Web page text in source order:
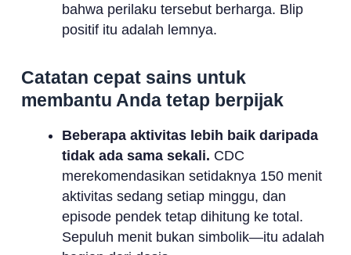
bahwa perilaku tersebut berharga. Blip
positif itu adalah lemnya.
Catatan cepat sains untuk
membantu Anda tetap berpijak
Beberapa aktivitas lebih baik daripada
tidak ada sama sekali. CDC
merekomendasikan setidaknya 150 menit
aktivitas sedang setiap minggu, dan
episode pendek tetap dihitung ke total.
Sepuluh menit bukan simbolik—itu adalah